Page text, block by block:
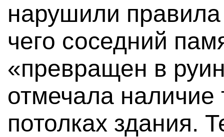
нарушили правила
чего соседний
«превращен в
отмечала
потолках здания.